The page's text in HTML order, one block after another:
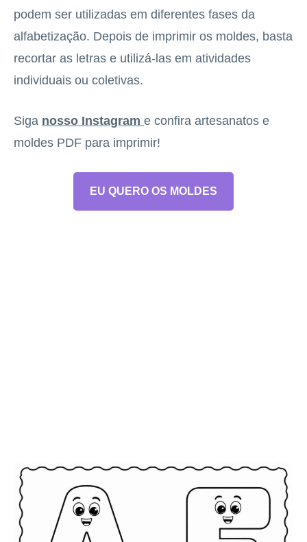
podem ser utilizadas em diferentes fases da
alfabetização. Depois de imprimir os moldes, basta
recortar as letras e utilizá-las em atividades
individuais ou coletivas.
Siga nosso Instagram e confira artesanatos e
moldes PDF para imprimir!
EU QUERO OS MOLDES